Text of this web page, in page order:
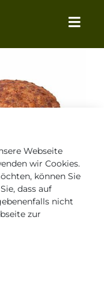
Webseite
wir Cookies.
können Sie
dass auf
nicht
zur